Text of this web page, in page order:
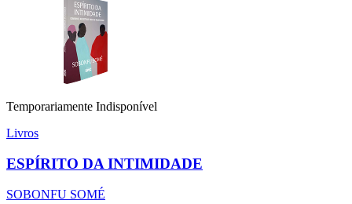
Temporariamente Indisponível
Livros
ESPÍRITO DA INTIMIDADE
SOBONFU SOMÉ